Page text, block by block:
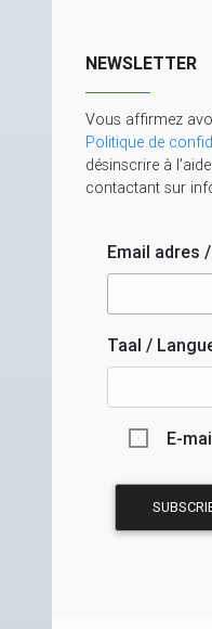
NEWSLETTER
Vous affirmez
Politique de
désinscrire à
contactant sur
Email adres
Taal /
E-